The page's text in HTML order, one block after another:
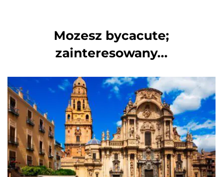
Mozesz bycacute;
zainteresowany...